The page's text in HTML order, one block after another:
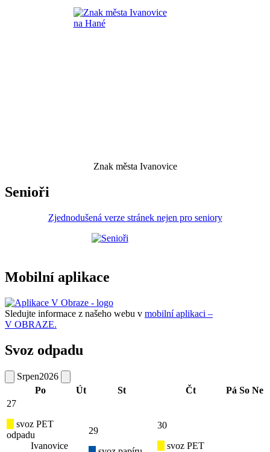
Znak města Ivanovice
Senioři
Zjednodušená verze stránek nejen pro seniory
Mobilní aplikace
Sledujte informace z našeho webu v mobilní aplikaci –
V OBRAZE.
Svoz odpadu
Srpen2026
Po
Út St Čt Pá So Ne
27
svoz PET
odpadu
Ivanovice
29
30
svoz PET